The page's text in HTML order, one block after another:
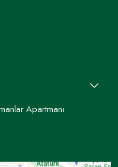
Apartmanı